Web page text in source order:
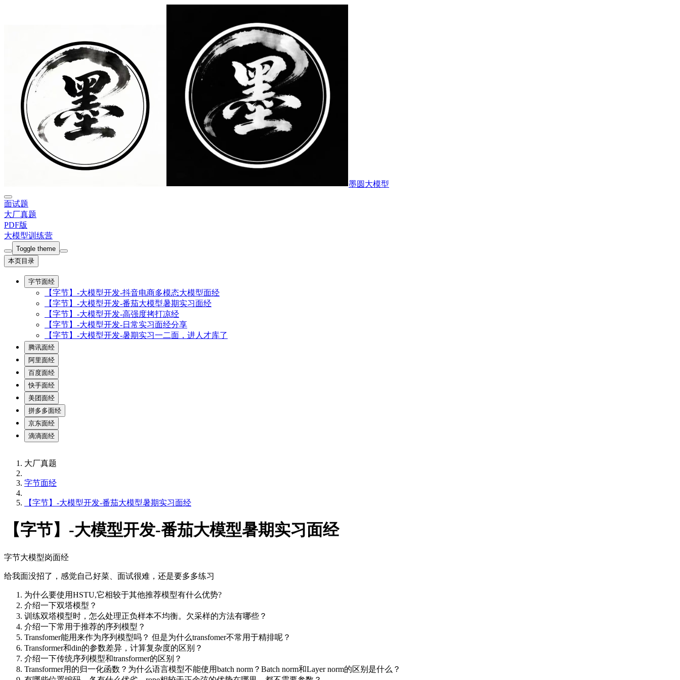
墨圆大模型
面试题
大厂真题
PDF版
大模型训练营
Toggle theme
本页目录
字节面经
【字节】-大模型开发-抖音电商多模态大模型面经
【字节】-大模型开发-番茄大模型暑期实习面经
【字节】-大模型开发-高强度拷打凉经
【字节】-大模型开发-日常实习面经分享
【字节】-大模型开发-暑期实习一二面，进人才库了
腾讯面经
阿里面经
百度面经
快手面经
美团面经
拼多多面经
京东面经
滴滴面经
大厂真题
字节面经
【字节】-大模型开发-番茄大模型暑期实习面经
【字节】-大模型开发-番茄大模型暑期实习面经
字节大模型岗面经
给我面没招了，感觉自己好菜、面试很难，还是要多多练习
为什么要使用HSTU,它相较于其他推荐模型有什么优势?
介绍一下双塔模型？
训练双塔模型时，怎么处理正负样本不均衡。欠采样的方法有哪些？
介绍一下常用于推荐的序列模型？
Transfomer能用来作为序列模型吗？ 但是为什么transfomer不常用于精排呢？
Transformer和din的参数差异，计算复杂度的区别？
介绍一下传统序列模型和transformer的区别？
Transformer用的归一化函数？为什么语言模型不能使用batch norm？Batch norm和Layer norm的区别是什么？